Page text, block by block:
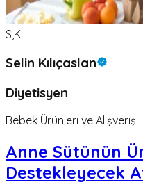
S,K
Selin Kılıçaslan
Diyetisyen
Bebek Ürünleri ve Alışveriş
Anne Sütünün
Destekleyecek